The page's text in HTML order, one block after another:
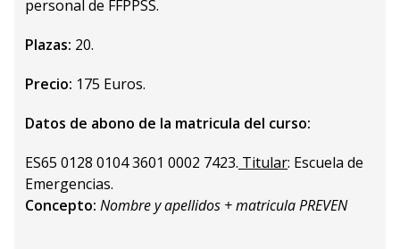
personal de FFPPSS.
Plazas: 20.
Precio: 175 Euros.
Datos de abono de la matricula del curso:
ES65 0128 0104 3601 0002 7423. Titular: Escuela de
Emergencias.
Concepto: Nombre y apellidos + matricula PREVEN